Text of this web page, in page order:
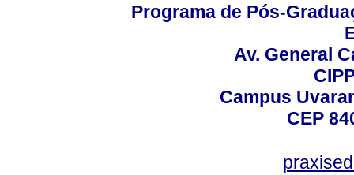
Programa de Pós-
Av. General
Campus
CEP